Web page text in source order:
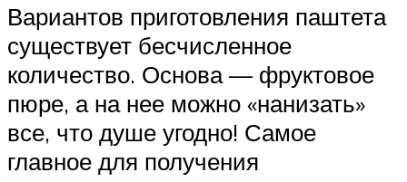
Вариантов приготовления паштета
существует бесчисленное
количество. Основа — фруктовое
пюре, а на нее можно «нанизать»
все, что душе угодно! Самое
главное для получения